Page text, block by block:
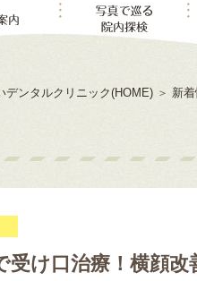
デンタルクリニック(HOME) ＞ 新
受け口治療！横顔改